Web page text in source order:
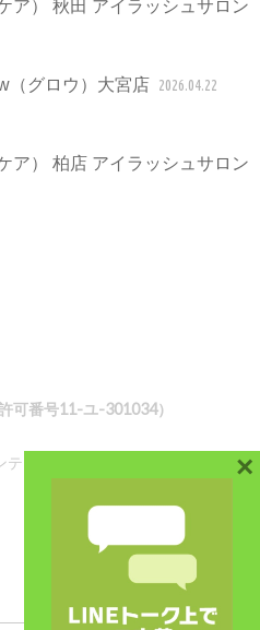
ア） 秋田 アイラッシュサロン
グロウ）大宮店 2026.04.22
ア） 柏店 アイラッシュサロン
可番号11-ユ-301034）
ンハイツ101 ×